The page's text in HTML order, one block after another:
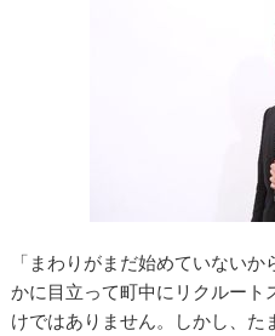
「まわりがまだ始めていない
かに目立って町中にリクルート
けではありません。しかし、